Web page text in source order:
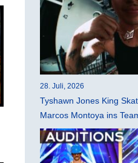
28. Juli, 2026
Tyshawn Jones King
Marcos Montoya ins